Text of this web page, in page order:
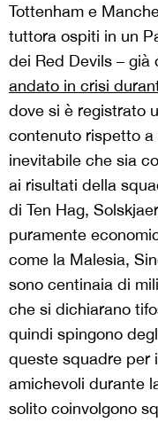
Tottenham e
tuttora ospiti in un
dei Red Devils –
andato in crisi
dove si è registrato
contenuto rispetto a
inevitabile che sia
ai risultati della
di Ten Hag,
puramente
come la Malesia,
sono centinaia di
che si dichiarano
quindi spingono
queste squadre per
amichevoli durante
solito coinvolgono